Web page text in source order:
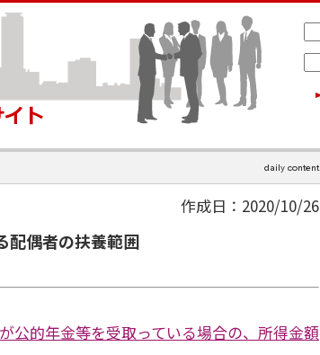
作成日：2020/10/26
配偶者の扶養範囲
公的年金等を受取っている場合の、所得金額